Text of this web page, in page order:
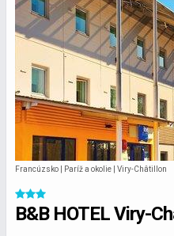
Francúzsko | Paríž a okolie | Viry-Châtillon
B&B HOTEL Viry-